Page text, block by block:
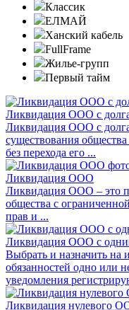
Классик
ЕЛМАЙ
Ханский кабель
FullFrame
Жилье-групп
Первый тайм
Ликвидация ООО с
Ликвидация ООО с
существования
без перехода его ...
Ликвидация ООО
Ликвидация ООО – это
общества с
прав и ...
Ликвидация ООО с
Выбрать и назначить
обязанностей одно или
уведомления
Ликвидация нулевого